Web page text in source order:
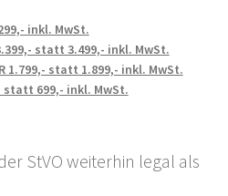
inkl. MwSt.
statt 3.499,- inkl. MwSt.
1.799,- statt 1.899,- inkl. MwSt.
statt 699,- inkl. MwSt.
StVO weiterhin legal als